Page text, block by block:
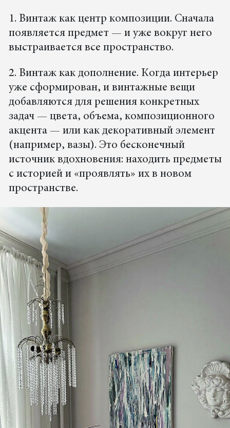
1. Винтаж как центр композиции. Сначала
появляется предмет — и уже вокруг него
выстраивается все пространство.
2. Винтаж как дополнение. Когда интерьер
уже сформирован, и винтажные вещи
добавляются для решения конкретных
задач — цвета, объема, композиционного
акцента — или как декоративный элемент
(например, вазы). Это бесконечный
источник вдохновения: находить предметы
с историей и «проявлять» их в новом
пространстве.